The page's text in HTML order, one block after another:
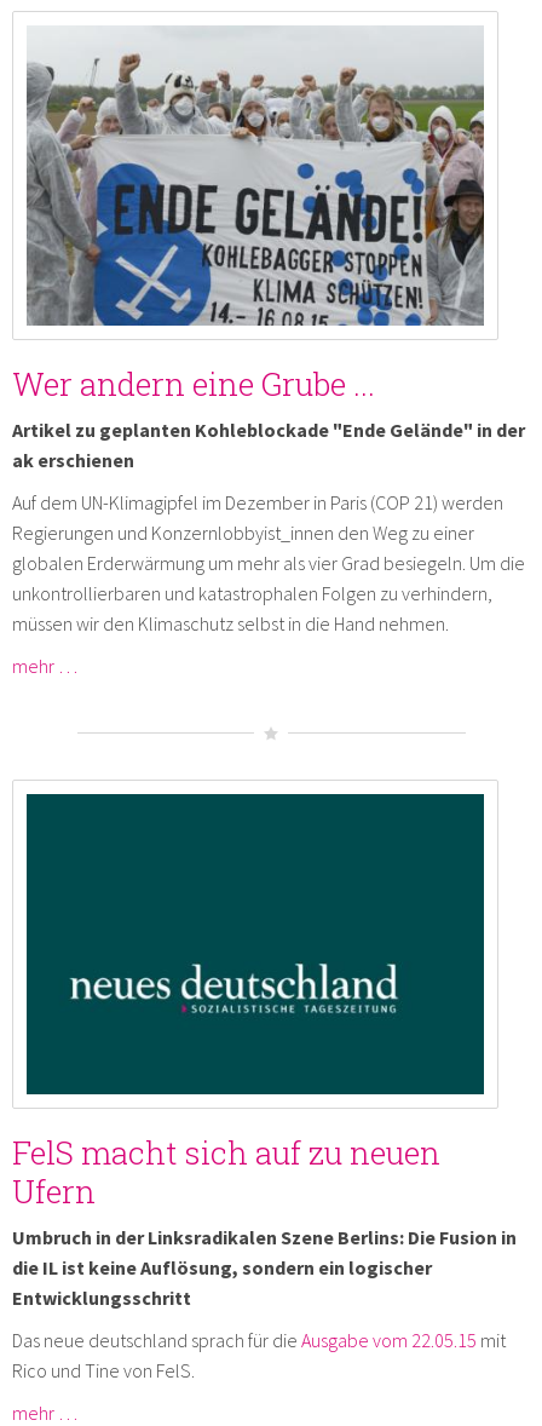
Wer andern eine Grube ...
Artikel zu geplanten Kohleblockade "Ende Gelände" in der
ak erschienen
Auf dem UN-Klimagipfel im Dezember in Paris (COP 21) werden
Regierungen und Konzernlobbyist_innen den Weg zu einer
globalen Erderwärmung um mehr als vier Grad besiegeln. Um die
unkontrollierbaren und katastrophalen Folgen zu verhindern,
müssen wir den Klimaschutz selbst in die Hand nehmen.
mehr …
FelS macht sich auf zu neuen
Ufern
Umbruch in der Linksradikalen Szene Berlins: Die Fusion in
die IL ist keine Auflösung, sondern ein logischer
Entwicklungsschritt
Das neue deutschland sprach für die Ausgabe vom 22.05.15 mit
Rico und Tine von FelS.
mehr …